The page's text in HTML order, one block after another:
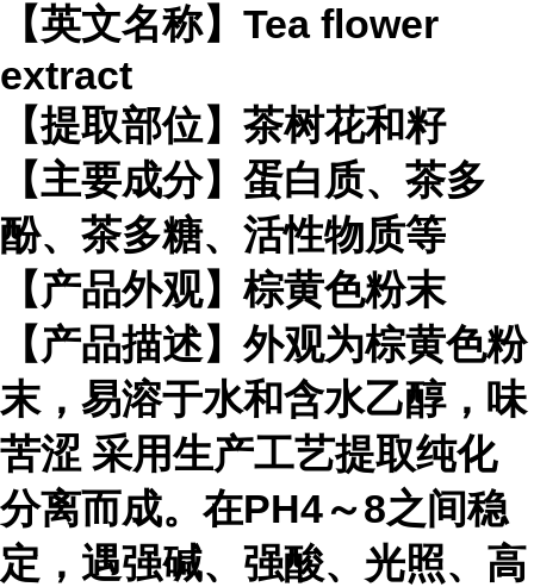
【英文名称】Tea flower
extract
【提取部位】茶树花和籽
【主要成分】蛋白质、茶多
酚、茶多糖、活性物质等
【产品外观】棕黄色粉末
【产品描述】外观为棕黄色粉
末，易溶于水和含水乙醇，味
苦涩 采用生产工艺提取纯化
分离而成。在PH4～8之间稳
定，遇强碱、强酸、光照、高